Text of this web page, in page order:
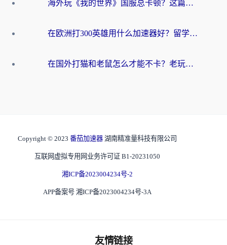
海外玩《我的世界》国服总卡顿？这篇我的世界游戏加速器指南帮你解决所有问题
在欧洲打300英雄用什么加速器好？留学生亲测有效的解决方案来了
在国外打猫和老鼠怎么才能不卡？老玩家亲测的终极加速指南
Copyright © 2023 番茄加速器 湖南精准量科技有限公司
互联网虚拟专用网业务许可证 B1-20231050
湘ICP备2023004234号-2
APP备案号 湘ICP备2023004234号-3A
友情链接